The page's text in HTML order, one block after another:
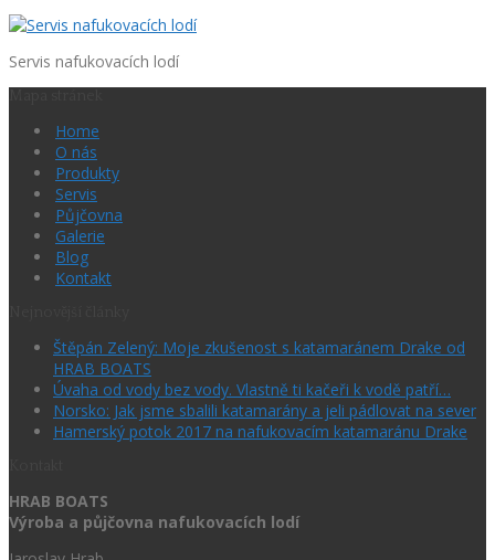
Servis nafukovacích lodí
Home
O nás
Produkty
Servis
Půjčovna
Galerie
Blog
Kontakt
Štěpán Zelený: Moje zkušenost s katamaránem Drake od
HRAB BOATS
Úvaha od vody bez vody. Vlastně ti kačeři k vodě patří…
Norsko: Jak jsme sbalili katamarány a jeli pádlovat na sever
Hamerský potok 2017 na nafukovacím katamaránu Drake
HRAB BOATS
Výroba a půjčovna nafukovacích lodí